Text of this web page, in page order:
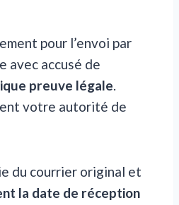
pour l’envoi par
avec accusé de
preuve légale.
votre autorité de
du courrier original et
la date de réception